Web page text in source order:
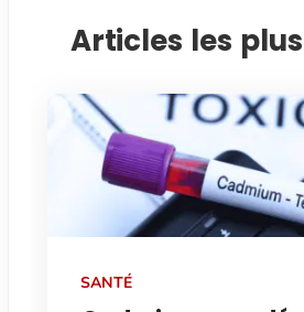
Articles les
SANTÉ